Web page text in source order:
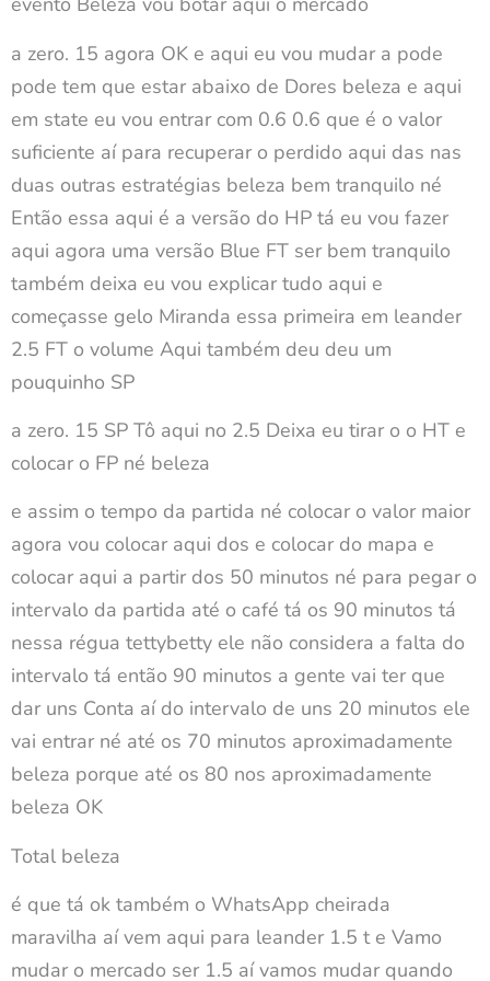
a zero. 15 agora OK e aqui eu vou mudar a pode
pode tem que estar abaixo de Dores beleza e aqui
em state eu vou entrar com 0.6 0.6 que é o valor
suficiente aí para recuperar o perdido aqui das nas
duas outras estratégias beleza bem tranquilo né
Então essa aqui é a versão do HP tá eu vou fazer
aqui agora uma versão Blue FT ser bem tranquilo
também deixa eu vou explicar tudo aqui e
começasse gelo Miranda essa primeira em leander
2.5 FT o volume Aqui também deu deu um
pouquinho SP
a zero. 15 SP Tô aqui no 2.5 Deixa eu tirar o o HT e
colocar o FP né beleza
e assim o tempo da partida né colocar o valor maior
agora vou colocar aqui dos e colocar do mapa e
colocar aqui a partir dos 50 minutos né para pegar o
intervalo da partida até o café tá os 90 minutos tá
nessa régua tettybetty ele não considera a falta do
intervalo tá então 90 minutos a gente vai ter que
dar uns Conta aí do intervalo de uns 20 minutos ele
vai entrar né até os 70 minutos aproximadamente
beleza porque até os 80 nos aproximadamente
beleza OK
Total beleza
é que tá ok também o WhatsApp cheirada
maravilha aí vem aqui para leander 1.5 t e Vamo
mudar o mercado ser 1.5 aí vamos mudar quando